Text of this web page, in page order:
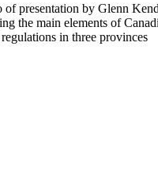
of presentation by Glenn
the main elements of
in three provinces